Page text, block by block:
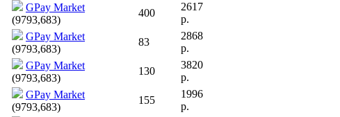
GPay Market
(9793,683)
400
2617
р.
GPay Market
(9793,683)
83
2868
р.
GPay Market
(9793,683)
130
3820
р.
GPay Market
(9793,683)
155
1996
р.